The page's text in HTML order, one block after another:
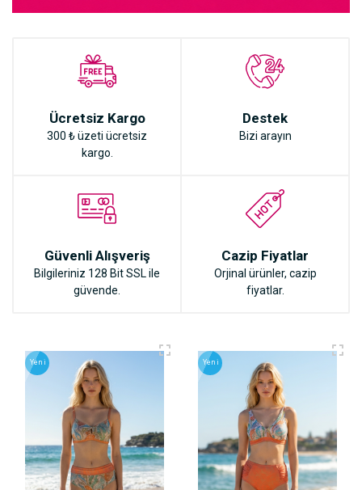
Ücretsiz Kargo
300 ₺ üzeti ücretsiz
kargo.
Destek
Bizi arayın
Güvenli Alışveriş
Bilgileriniz 128 Bit SSL ile
güvende.
Cazip Fiyatlar
Orjinal ürünler, cazip
fiyatlar.
Yeni Yeni